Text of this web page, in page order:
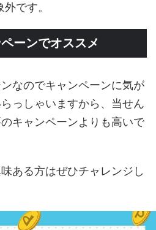
です。
ーンでオススメ
なのでキャンペーンに気が
っしゃいますから、当せん
キャンペーンよりも高いで
ある方はぜひチャレンジし